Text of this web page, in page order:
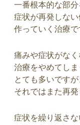
一番根本的な部分
症状が再発しない
作っていく治療で
痛みや症状がなく
治療をやめてし
とても多いですが
それではまた再
症状を繰り返さ